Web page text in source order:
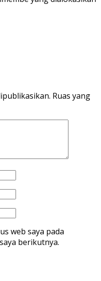
Ruas yang
web saya pada
berikutnya.